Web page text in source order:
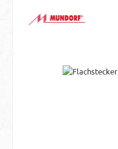
Bildergalerie überspringen